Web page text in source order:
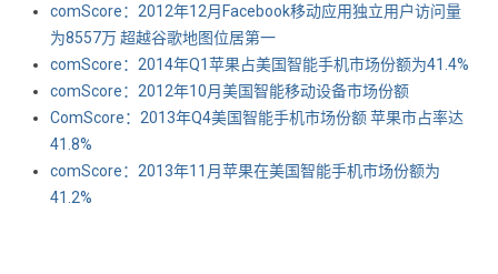
comScore：2012年12月Facebook移动应用独立用户访问量
为8557万 超越谷歌地图位居第一
comScore：2014年Q1苹果占美国智能手机市场份额为41.4%
comScore：2012年10月美国智能移动设备市场份额
ComScore：2013年Q4美国智能手机市场份额 苹果市占率达
41.8%
comScore：2013年11月苹果在美国智能手机市场份额为
41.2%